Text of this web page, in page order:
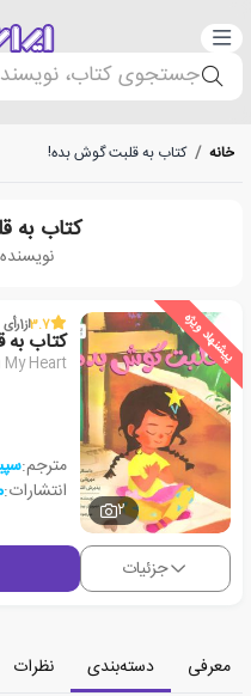
دسته‌بندی
جستجوی کتاب،
خانه / کتاب به قلبت گوش بده!
کتاب به
پیشنهاد ویژه
2
3.7از1رأی
کتاب
Heart
مترجم:
انتشارات:
جزئیات
معرفی دسته‌بندی
نظرات